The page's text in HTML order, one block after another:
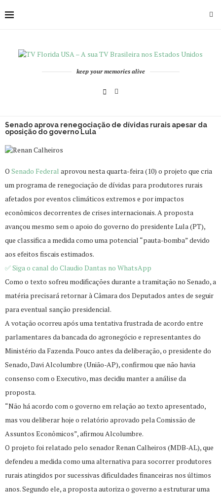
keep your memories alive
Senado aprova renegociação de dívidas rurais apesar da
oposição do governo Lula
O Senado Federal aprovou nesta quarta-feira (10) o projeto que cria
um programa de renegociação de dívidas para produtores rurais
afetados por eventos climáticos extremos e por impactos
econômicos decorrentes de crises internacionais. A proposta
avançou mesmo sem o apoio do governo do presidente Lula (PT),
que classifica a medida como uma potencial “pauta-bomba” devido
aos efeitos fiscais estimados.
✅ Siga o canal do Claudio Dantas no WhatsApp
Como o texto sofreu modificações durante a tramitação no Senado, a
matéria precisará retornar à Câmara dos Deputados antes de seguir
para eventual sanção presidencial.
A votação ocorreu após uma tentativa frustrada de acordo entre
parlamentares da bancada do agronegócio e representantes do
Ministério da Fazenda. Pouco antes da deliberação, o presidente do
Senado, Davi Alcolumbre (União-AP), confirmou que não havia
consenso com o Executivo, mas decidiu manter a análise da
proposta.
“Não há acordo com o governo em relação ao texto apresentado,
mas vou deliberar hoje o relatório aprovado pela Comissão de
Assuntos Econômicos”, afirmou Alcolumbre.
O projeto foi relatado pelo senador Renan Calheiros (MDB-AL), que
defendeu a medida como uma alternativa para socorrer produtores
rurais atingidos por sucessivas dificuldades financeiras nos últimos
anos. Segundo ele, a proposta autoriza o governo a estruturar uma